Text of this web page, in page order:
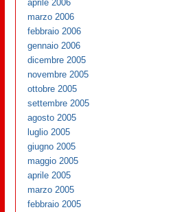
aprile 2006
marzo 2006
febbraio 2006
gennaio 2006
dicembre 2005
novembre 2005
ottobre 2005
settembre 2005
agosto 2005
luglio 2005
giugno 2005
maggio 2005
aprile 2005
marzo 2005
febbraio 2005